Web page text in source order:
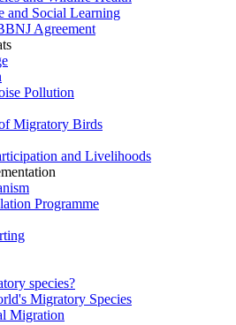
and Social Learning
Agreement
Pollution
Migratory Birds
and Livelihoods
Programme
species?
Migratory Species
Migration